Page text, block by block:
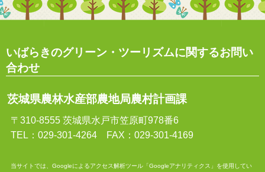
いばらきのグリーン・ツーリズムに関するお問い
合わせ
茨城県農林水産部農地局農村計画課
〒310-8555 茨城県水戸市笠原町978番6
TEL：029-301-4264 FAX：029-301-4169
当サイトでは、Googleによるアクセス解析ツール「Googleアナリティクス」を使用してい